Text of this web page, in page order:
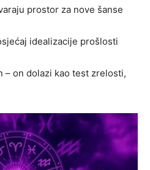
prostor za nove šanse
idealizacije prošlosti
– on dolazi kao test zrelosti,